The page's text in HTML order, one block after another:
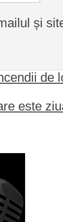
și
de
este